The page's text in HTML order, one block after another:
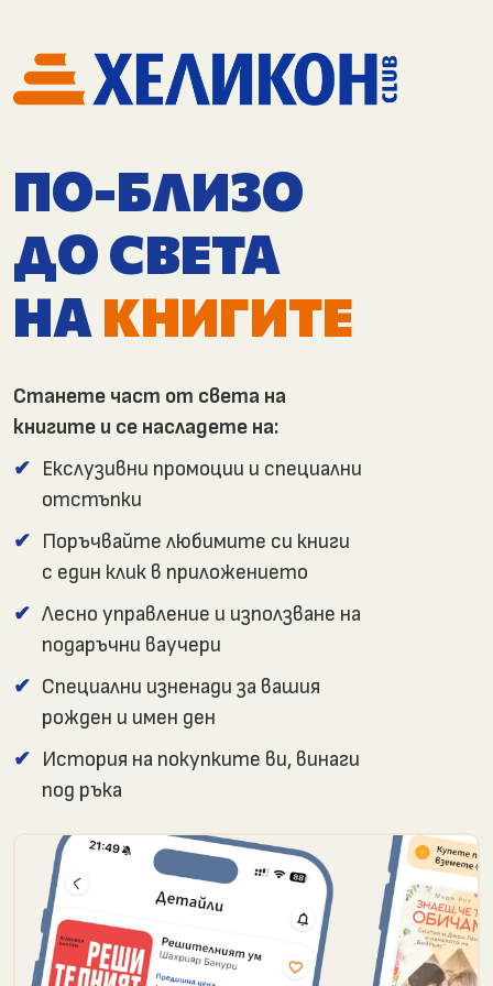
ПО-БЛИЗО
ДО СВЕТА
НА КНИГИТЕ
Станете част от света на
книгите и се насладете на:
Екслузивни промоции и специални
отстъпки
Поръчвайте любимите си книги
с един клик в приложението
Лесно управление и използване на
подаръчни ваучери
Специални изненади за вашия
рожден и имен ден
История на покупките ви, винаги
под ръка